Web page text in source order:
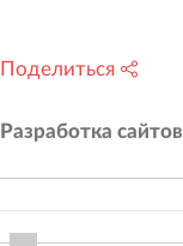
Поделиться
Разработка сайтов